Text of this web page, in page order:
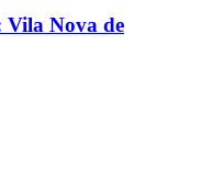
Vila Nova de